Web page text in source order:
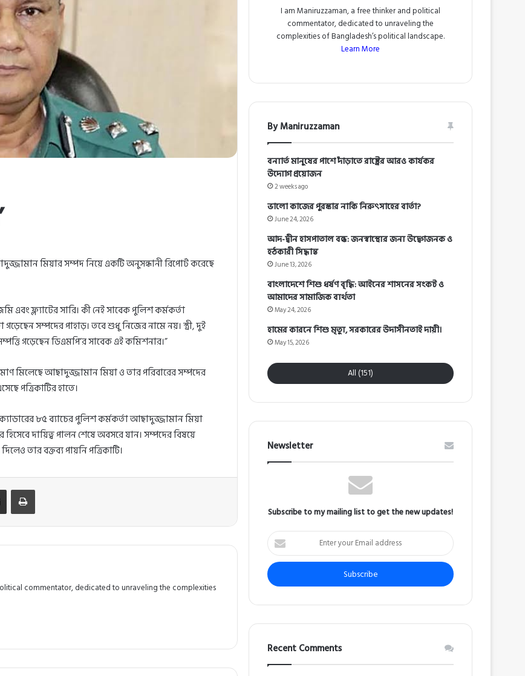
মিয়ার সম্পদ নিয়ে একটি অনুসন্ধানী রিপোর্ট করেছে
এবং ফ্ল্যাটের সারি। কী নেই সাবেক পুলিশ কর্মকর্তা
সম্পদের পাহাড়। তবে শুধু নিজের নামে নয়। স্ত্রী, দুই
গড়েছেন ডিএমপি’র সাবেক এই কমিশনার।”
মিলেছে আছাদুজ্জামান মিয়া ও তার পরিবারের সম্পদের
পত্রিকাটির হাতে।
৮৫ ব্যাচের পুলিশ কর্মকর্তা আছাদুজ্জামান মিয়া
দায়িত্ব পালন শেষে অবসরে যান। সম্পদের বিষয়ে
তার বক্তব্য পায়নি পত্রিকাটি।
Share via Email Print
commentator, dedicated to unraveling the complexities
I am Maniruzzaman, a free thinker and political
commentator, dedicated to unraveling the
complexities of Bangladesh’s political landscape.
Learn More
By Maniruzzaman
বন্যার্ত মানুষের পাশে দাঁড়াতে রাষ্ট্রের আরও কার্যকর
উদ্যোগ প্রয়োজন
2 weeks ago
ভালো কাজের পুরস্কার নাকি নিরুৎসাহের বার্তা?
June 24, 2026
আদ-দ্বীন হাসপাতাল বন্ধ: জনস্বাস্থ্যের জন্য উদ্বেগজনক ও
হঠকারী সিদ্ধান্ত
June 13, 2026
বাংলাদেশে শিশু ধর্ষণ বৃদ্ধি: আইনের শাসনের সংকট ও
আমাদের সামাজিক ব্যর্থতা
May 24, 2026
হামের কারনে শিশু মৃত্যু, সরকারের উদাসীনতাই দায়ী।
May 15, 2026
All (151)
Newsletter
Subscribe to my mailing list to get the new updates!
Enter
your
Email
address
Recent Comments